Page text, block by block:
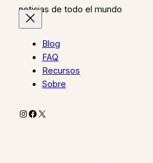
noticias de todo el mundo
Blog
FAQ
Recursos
Sobre
Instagram
Facebook
X